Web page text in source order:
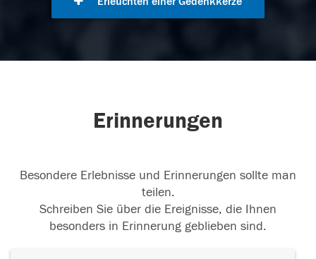
Erinnerungen
Besondere Erlebnisse und Erinnerungen sollte man
teilen.
Schreiben Sie über die Ereignisse, die Ihnen
besonders in Erinnerung geblieben sind.